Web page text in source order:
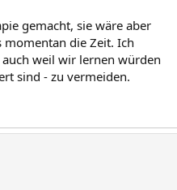
gemacht, sie wäre aber
die Zeit. Ich
weil wir lernen würden
sind - zu vermeiden.